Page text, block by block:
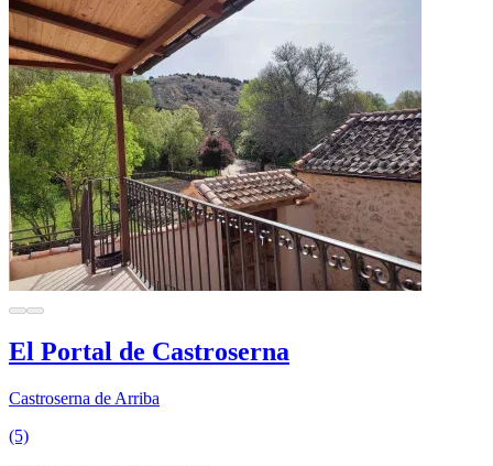
El Portal de Castroserna
Castroserna de Arriba
(5)